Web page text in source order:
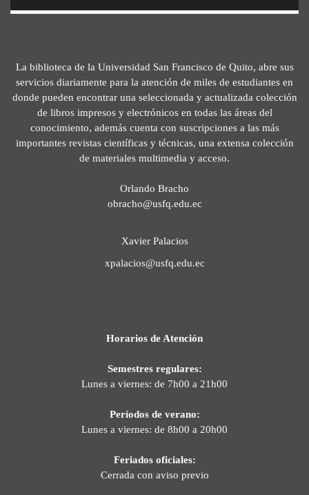
La biblioteca de la Universidad San Francisco de Quito, abre sus
servicios diariamente para la atención de miles de estudiantes en
donde pueden encontrar una seleccionada y actualizada colección
de libros impresos y electrónicos en todas las áreas del
conocimiento, además cuenta con suscripciones a las más
importantes revistas científicas y técnicas, una extensa colección
de materiales multimedia y acceso.
Orlando Bracho
obracho@usfq.edu.ec
Xavier Palacios
xpalacios@usfq.edu.ec
Horarios de Atención
Semestres regulares:
Lunes a viernes: de 7h00 a 21h00
Períodos de verano:
Lunes a viernes: de 8h00 a 20h00
Feriados oficiales:
Cerrada con aviso previo